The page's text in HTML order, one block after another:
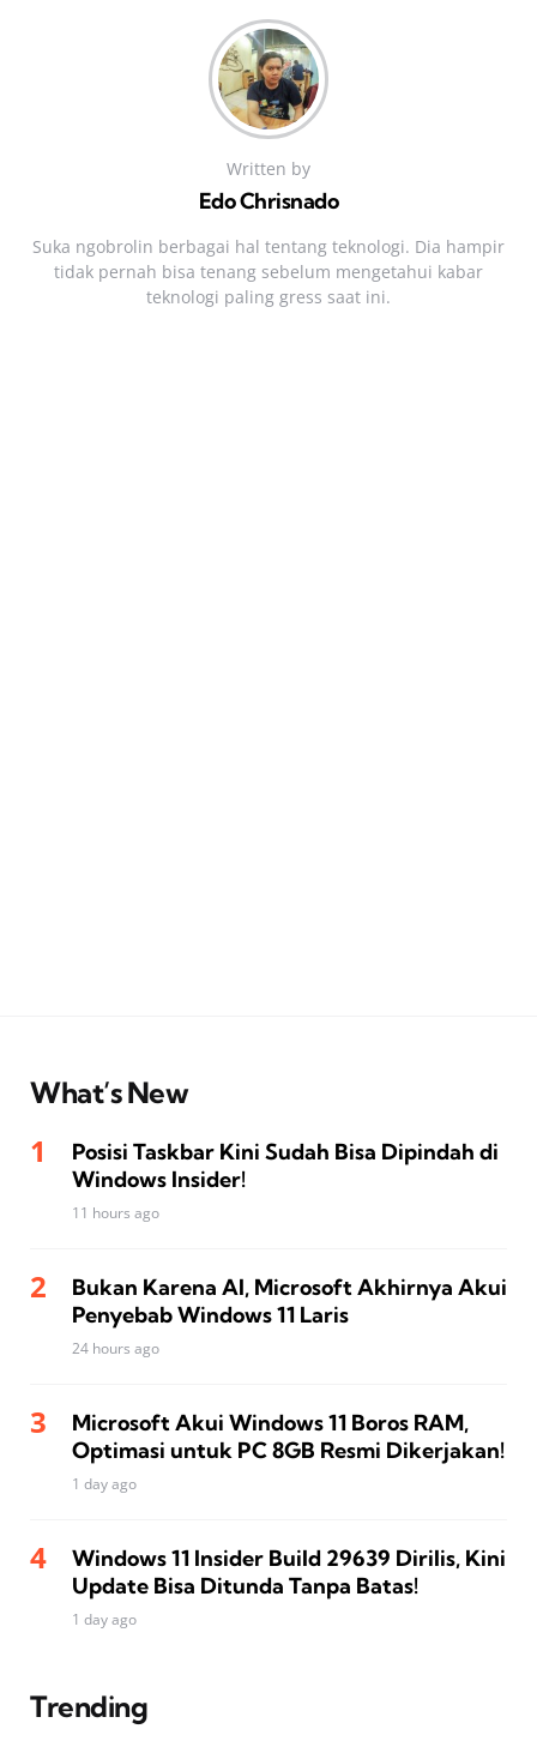
Written by
Edo Chrisnado
Suka ngobrolin berbagai hal tentang teknologi. Dia hampir
tidak pernah bisa tenang sebelum mengetahui kabar
teknologi paling gress saat ini.
What’s New
Posisi Taskbar Kini Sudah Bisa Dipindah di
Windows Insider!
11 hours ago
Bukan Karena AI, Microsoft Akhirnya Akui
Penyebab Windows 11 Laris
24 hours ago
Microsoft Akui Windows 11 Boros RAM,
Optimasi untuk PC 8GB Resmi Dikerjakan!
1 day ago
Windows 11 Insider Build 29639 Dirilis, Kini
Update Bisa Ditunda Tanpa Batas!
1 day ago
Trending